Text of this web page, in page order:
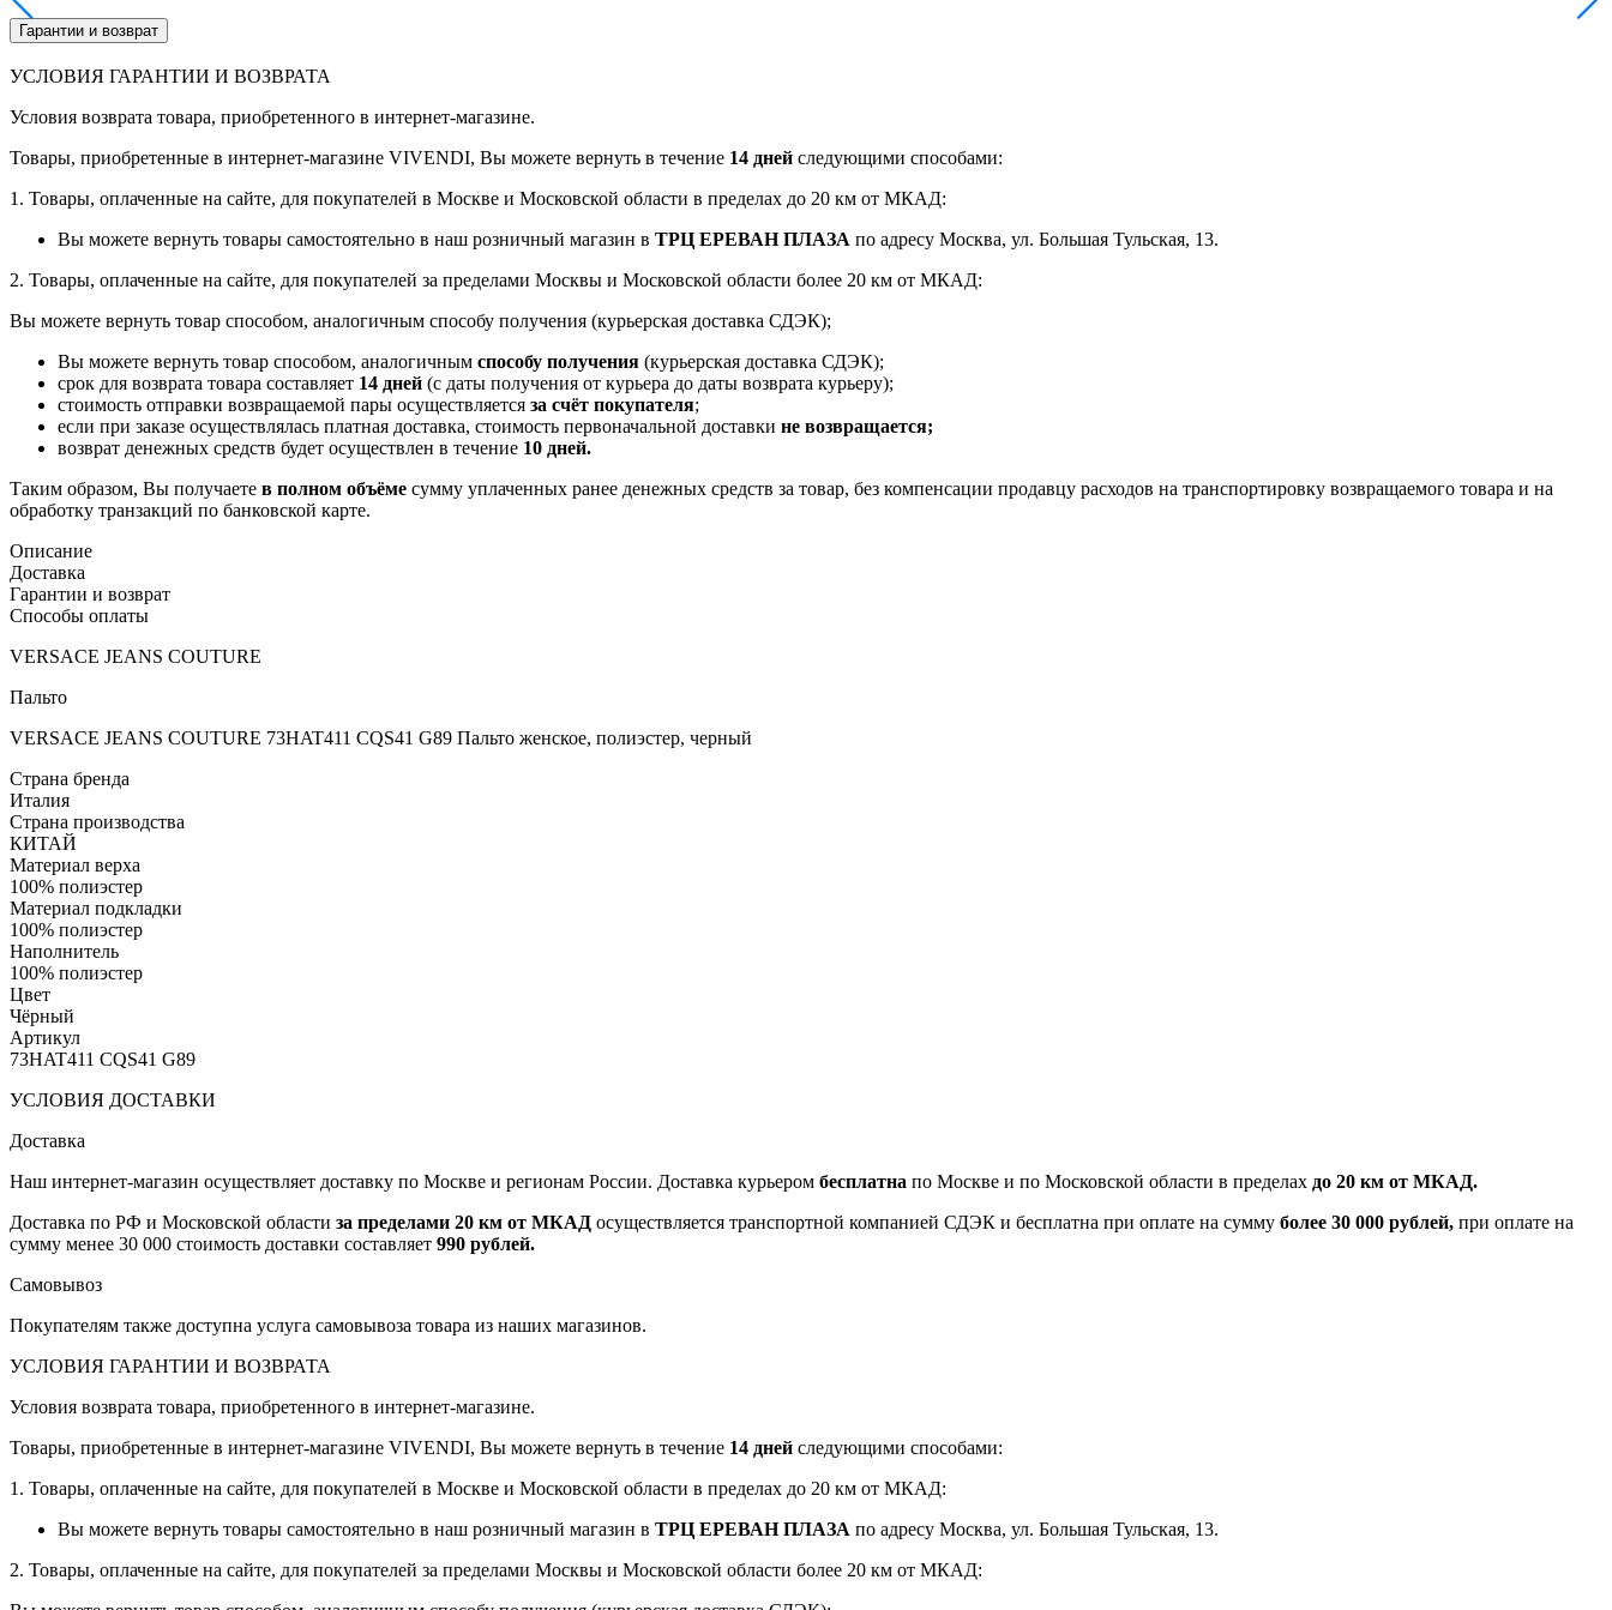
Гарантии и возврат
УСЛОВИЯ ГАРАНТИИ И ВОЗВРАТА
Условия возврата товара, приобретенного в интернет-магазине.
Товары, приобретенные в интернет-магазине VIVENDI, Вы можете вернуть в течение 14 дней следующими способами:
1. Товары, оплаченные на сайте, для покупателей в Москве и Московской области в пределах до 20 км от МКАД:
Вы можете вернуть товары самостоятельно в наш розничный магазин в ТРЦ ЕРЕВАН ПЛАЗА по адресу Москва, ул. Большая Тульская, 13.
2. Товары, оплаченные на сайте, для покупателей за пределами Москвы и Московской области более 20 км от МКАД:
Вы можете вернуть товар способом, аналогичным способу получения (курьерская доставка СДЭК);
Вы можете вернуть товар способом, аналогичным способу получения (курьерская доставка СДЭК);
срок для возврата товара составляет 14 дней (с даты получения от курьера до даты возврата курьеру);
стоимость отправки возвращаемой пары осуществляется за счёт покупателя;
если при заказе осуществлялась платная доставка, стоимость первоначальной доставки не возвращается;
возврат денежных средств будет осуществлен в течение 10 дней.
Таким образом, Вы получаете в полном объёме сумму уплаченных ранее денежных средств за товар, без компенсации продавцу расходов на транспортировку возвращаемого товара и на
обработку транзакций по банковской карте.
Описание
Доставка
Гарантии и возврат
Способы оплаты
VERSACE JEANS COUTURE
Пальто
VERSACE JEANS COUTURE 73HAT411 CQS41 G89 Пальто женское, полиэстер, черный
Страна бренда
Италия
Страна производства
КИТАЙ
Материал верха
100% полиэстер
Материал подкладки
100% полиэстер
Наполнитель
100% полиэстер
Цвет
Чёрный
Артикул
73HAT411 CQS41 G89
УСЛОВИЯ ДОСТАВКИ
Доставка
Наш интернет-магазин осуществляет доставку по Москве и регионам России. Доставка курьером бесплатна по Москве и по Московской области в пределах до 20 км от МКАД.
Доставка по РФ и Московской области за пределами 20 км от МКАД осуществляется транспортной компанией СДЭК и бесплатна при оплате на сумму более 30 000 рублей, при оплате на
сумму менее 30 000 стоимость доставки составляет 990 рублей.
Самовывоз
Покупателям также доступна услуга самовывоза товара из наших магазинов.
УСЛОВИЯ ГАРАНТИИ И ВОЗВРАТА
Условия возврата товара, приобретенного в интернет-магазине.
Товары, приобретенные в интернет-магазине VIVENDI, Вы можете вернуть в течение 14 дней следующими способами:
1. Товары, оплаченные на сайте, для покупателей в Москве и Московской области в пределах до 20 км от МКАД:
Вы можете вернуть товары самостоятельно в наш розничный магазин в ТРЦ ЕРЕВАН ПЛАЗА по адресу Москва, ул. Большая Тульская, 13.
2. Товары, оплаченные на сайте, для покупателей за пределами Москвы и Московской области более 20 км от МКАД: